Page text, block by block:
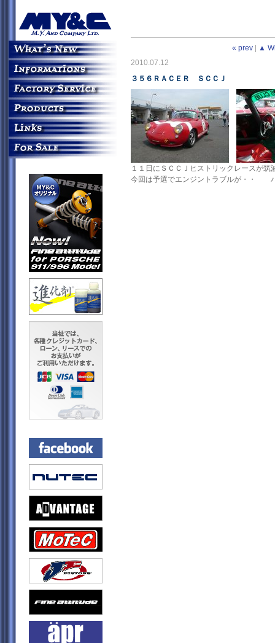
« prev
▲
2010.07.12
３５６ＲＡＣＥＲ ＳＣＣＪ
１１日にＳＣＣＪヒストリックレースが筑
今回は予選でエンジントラブルが・・